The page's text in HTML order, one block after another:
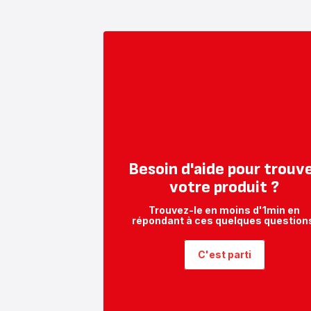
Besoin d'aide pour
votre produit ?
Trouvez-le en moins d'1min en
répondant à ces quelques
C'est parti